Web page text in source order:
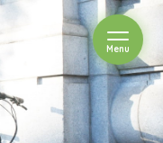
Menuを開閉